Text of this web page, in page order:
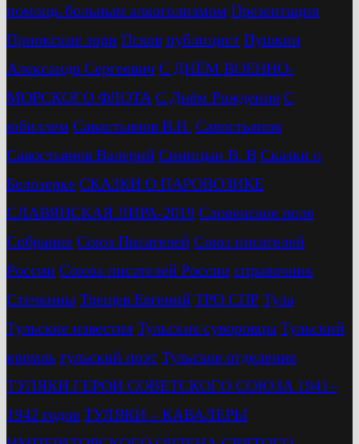
помощь больным алкоголизмом Презентация
Приокские зори Псков публицист Пушкин
Александр Сергеевич С ДНЁМ ВОЕННО-
МОРСКОГО ФЛОТА С Днём Рождения С
юбиллем Савастьянов В.Н. Савостьянов
Савостьянов Валерий Синицын В. В Сказки о
Белозерке СКАЗКИ О ПАРОВОЗИКЕ
СЛАВЯНСКАЯ ЛИРА-2019 Словенское поле
Собрание Союз Писателей Союз писателей
России Союза писателей России справочник
Стечкины Трещев Евгений ТРО СПР Тула
Тульские известия Тульские суворовцы Тульский
кремль тульский поэт Тульское отделение
ТУЛЯКИ ГЕРОИ СОВЕТСКОГО СОЮЗА 1941–
1942 годов ТУЛЯКИ – КАВАЛЕРЫ